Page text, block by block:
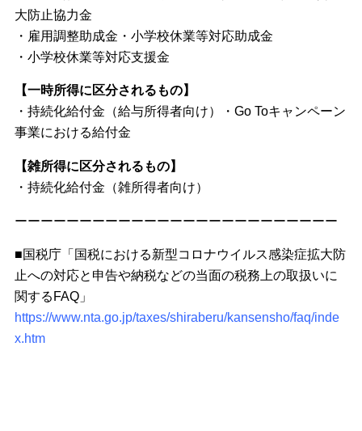
大防止協力金
・雇用調整助成金・小学校休業等対応助成金
・小学校休業等対応支援金
【一時所得に区分されるもの】
・持続化給付金（給与所得者向け）・Go Toキャンペーン
事業における給付金
【雑所得に区分されるもの】
・持続化給付金（雑所得者向け）
ーーーーーーーーーーーーーーーーーーーーーーーーー
■国税庁「国税における新型コロナウイルス感染症拡大防
止への対応と申告や納税などの当面の税務上の取扱いに
関するFAQ」
https://www.nta.go.jp/taxes/shiraberu/kansensho/faq/inde
x.htm